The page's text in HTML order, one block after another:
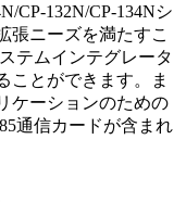
CP-132N/CP-134Nシ
張ニーズを満たすこ
テムインテグレータ
ことができます。ま
ケーションのための
通信カードが含まれ